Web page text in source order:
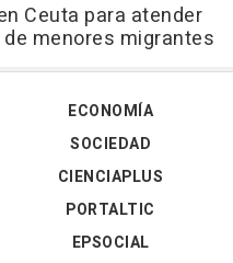
Ceuta para atender
menores migrantes
ECONOMÍA
SOCIEDAD
CIENCIAPLUS
PORTALTIC
EPSOCIAL